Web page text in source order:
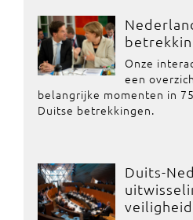
Onze
een
belangrijke momenten in
Duitse betrekkingen.
Duits-
veiligheid